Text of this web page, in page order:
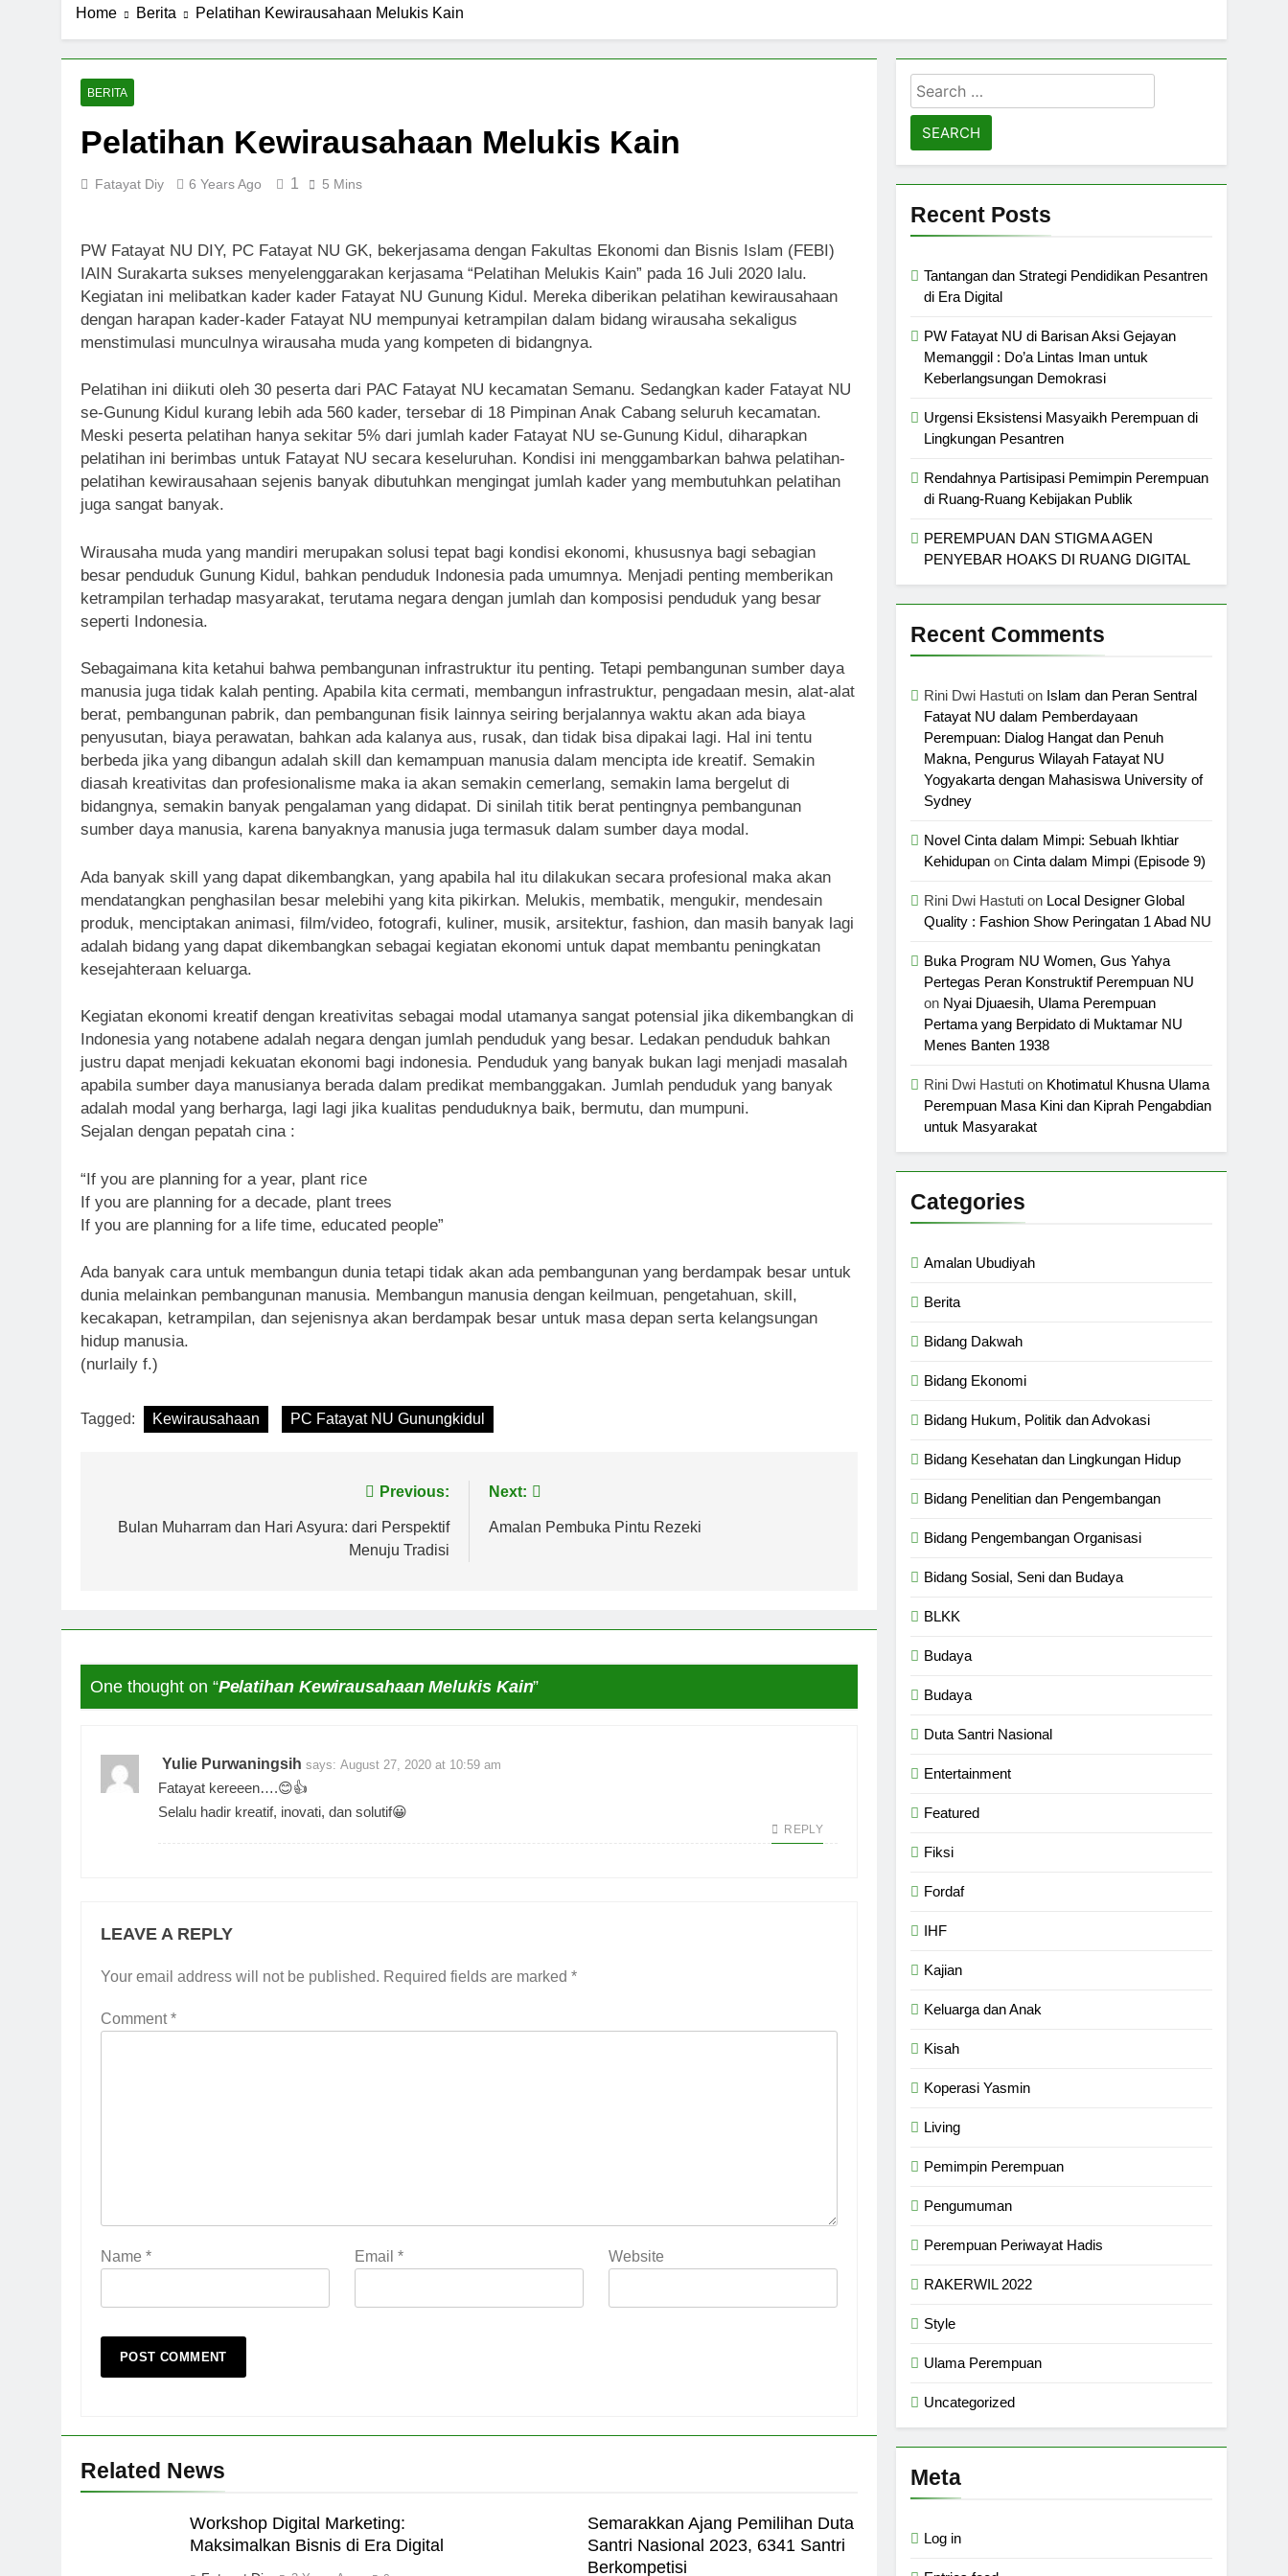
Home Berita Pelatihan Kewirausahaan Melukis Kain
BERITA
Pelatihan Kewirausahaan Melukis Kain
Fatayat Diy 6 Years Ago 1 5 Mins
PW Fatayat NU DIY, PC Fatayat NU GK, bekerjasama dengan Fakultas Ekonomi dan Bisnis Islam (FEBI)
IAIN Surakarta sukses menyelenggarakan kerjasama “Pelatihan Melukis Kain” pada 16 Juli 2020 lalu.
Kegiatan ini melibatkan kader kader Fatayat NU Gunung Kidul. Mereka diberikan pelatihan kewirausahaan
dengan harapan kader-kader Fatayat NU mempunyai ketrampilan dalam bidang wirausaha sekaligus
menstimulasi munculnya wirausaha muda yang kompeten di bidangnya.
Pelatihan ini diikuti oleh 30 peserta dari PAC Fatayat NU kecamatan Semanu. Sedangkan kader Fatayat NU
se-Gunung Kidul kurang lebih ada 560 kader, tersebar di 18 Pimpinan Anak Cabang seluruh kecamatan.
Meski peserta pelatihan hanya sekitar 5% dari jumlah kader Fatayat NU se-Gunung Kidul, diharapkan
pelatihan ini berimbas untuk Fatayat NU secara keseluruhan. Kondisi ini menggambarkan bahwa pelatihan-
pelatihan kewirausahaan sejenis banyak dibutuhkan mengingat jumlah kader yang membutuhkan pelatihan
juga sangat banyak.
Wirausaha muda yang mandiri merupakan solusi tepat bagi kondisi ekonomi, khususnya bagi sebagian
besar penduduk Gunung Kidul, bahkan penduduk Indonesia pada umumnya. Menjadi penting memberikan
ketrampilan terhadap masyarakat, terutama negara dengan jumlah dan komposisi penduduk yang besar
seperti Indonesia.
Sebagaimana kita ketahui bahwa pembangunan infrastruktur itu penting. Tetapi pembangunan sumber daya
manusia juga tidak kalah penting. Apabila kita cermati, membangun infrastruktur, pengadaan mesin, alat-alat
berat, pembangunan pabrik, dan pembangunan fisik lainnya seiring berjalannya waktu akan ada biaya
penyusutan, biaya perawatan, bahkan ada kalanya aus, rusak, dan tidak bisa dipakai lagi. Hal ini tentu
berbeda jika yang dibangun adalah skill dan kemampuan manusia dalam mencipta ide kreatif. Semakin
diasah kreativitas dan profesionalisme maka ia akan semakin cemerlang, semakin lama bergelut di
bidangnya, semakin banyak pengalaman yang didapat. Di sinilah titik berat pentingnya pembangunan
sumber daya manusia, karena banyaknya manusia juga termasuk dalam sumber daya modal.
Ada banyak skill yang dapat dikembangkan, yang apabila hal itu dilakukan secara profesional maka akan
mendatangkan penghasilan besar melebihi yang kita pikirkan. Melukis, membatik, mengukir, mendesain
produk, menciptakan animasi, film/video, fotografi, kuliner, musik, arsitektur, fashion, dan masih banyak lagi
adalah bidang yang dapat dikembangkan sebagai kegiatan ekonomi untuk dapat membantu peningkatan
kesejahteraan keluarga.
Kegiatan ekonomi kreatif dengan kreativitas sebagai modal utamanya sangat potensial jika dikembangkan di
Indonesia yang notabene adalah negara dengan jumlah penduduk yang besar. Ledakan penduduk bahkan
justru dapat menjadi kekuatan ekonomi bagi indonesia. Penduduk yang banyak bukan lagi menjadi masalah
apabila sumber daya manusianya berada dalam predikat membanggakan. Jumlah penduduk yang banyak
adalah modal yang berharga, lagi lagi jika kualitas penduduknya baik, bermutu, dan mumpuni.
Sejalan dengan pepatah cina :
“If you are planning for a year, plant rice
If you are planning for a decade, plant trees
If you are planning for a life time, educated people”
Ada banyak cara untuk membangun dunia tetapi tidak akan ada pembangunan yang berdampak besar untuk
dunia melainkan pembangunan manusia. Membangun manusia dengan keilmuan, pengetahuan, skill,
kecakapan, ketrampilan, dan sejenisnya akan berdampak besar untuk masa depan serta kelangsungan
hidup manusia.
(nurlaily f.)
Tagged: Kewirausahaan PC Fatayat NU Gunungkidul
navigation
Previous:
Bulan Muharram dan Hari Asyura: dari Perspektif
Menuju Tradisi
Next:
Amalan Pembuka Pintu Rezeki
One thought on “Pelatihan Kewirausahaan Melukis Kain”
Yulie Purwaningsih says: August 27, 2020 at 10:59 am
Fatayat kereeen….😊👍
Selalu hadir kreatif, inovati, dan solutif😀
REPLY
LEAVE A REPLY
Your email address will not be published. Required fields are marked *
Comment*
Name * Email* Website
Related News
Workshop Digital Marketing:
Maksimalkan Bisnis di Era Digital
Semarakkan Ajang Pemilihan Duta
Santri Nasional 2023, 6341 Santri
Berkompetisi
Search
for:
Recent Posts
Tantangan dan Strategi Pendidikan Pesantren
di Era Digital
PW Fatayat NU di Barisan Aksi Gejayan
Memanggil : Do’a Lintas Iman untuk
Keberlangsungan Demokrasi
Urgensi Eksistensi Masyaikh Perempuan di
Lingkungan Pesantren
Rendahnya Partisipasi Pemimpin Perempuan
di Ruang-Ruang Kebijakan Publik
PEREMPUAN DAN STIGMA AGEN
PENYEBAR HOAKS DI RUANG DIGITAL
Recent Comments
Rini Dwi Hastuti on Islam dan Peran Sentral
Fatayat NU dalam Pemberdayaan
Perempuan: Dialog Hangat dan Penuh
Makna, Pengurus Wilayah Fatayat NU
Yogyakarta dengan Mahasiswa University of
Sydney
Novel Cinta dalam Mimpi: Sebuah Ikhtiar
Kehidupan onCinta dalam Mimpi (Episode 9)
Rini Dwi Hastuti on Local Designer Global
Quality : Fashion Show Peringatan 1 Abad NU
Buka Program NU Women, Gus Yahya
Pertegas Peran Konstruktif Perempuan NU
on Nyai Djuaesih, Ulama Perempuan
Pertama yang Berpidato di Muktamar NU
Menes Banten 1938
Rini Dwi Hastuti on Khotimatul Khusna Ulama
Perempuan Masa Kini dan Kiprah Pengabdian
untuk Masyarakat
Categories
Amalan Ubudiyah
Berita
Bidang Dakwah
Bidang Ekonomi
Bidang Hukum, Politik dan Advokasi
Bidang Kesehatan dan Lingkungan Hidup
Bidang Penelitian dan Pengembangan
Bidang Pengembangan Organisasi
Bidang Sosial, Seni dan Budaya
BLKK
Budaya
Budaya
Duta Santri Nasional
Entertainment
Featured
Fiksi
Fordaf
IHF
Kajian
Keluarga dan Anak
Kisah
Koperasi Yasmin
Living
Pemimpin Perempuan
Pengumuman
Perempuan Periwayat Hadis
RAKERWIL 2022
Style
Ulama Perempuan
Uncategorized
Meta
Log in